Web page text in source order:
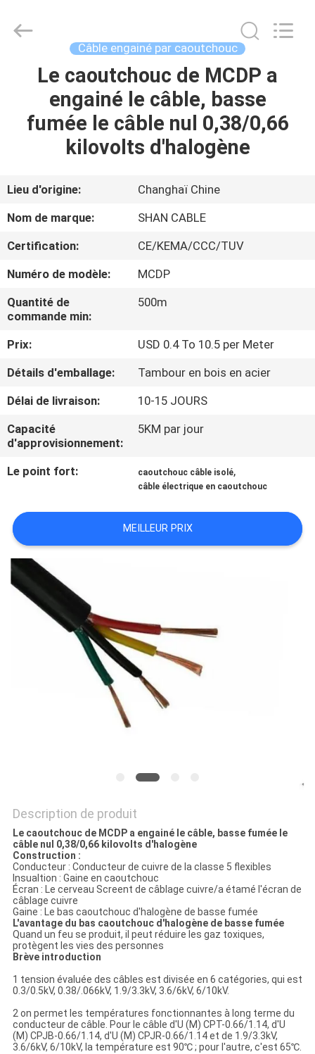
APERÇU
PRODUITS
VR
A
PROPOS
DE
NOUS
VISITE
D'USINE
CONTRÔLE
LA
QUALITÉ
CONTACT
NOUVELLES
NEWS
PLAN
DU
SITE
POLITIQUE
DE
CONFIDENTIALITÉ
Cable
(Group)
Câble engainé par caoutchouc
Le caoutchouc de MCDP a
engainé le câble, basse
fumée le câble nul 0,38/0,66
kilovolts d'halogène
Lieu d'origine:
Changhaï Chine
Nom de marque:
SHAN CABLE
Certification:
CE/KEMA/CCC/TUV
Numéro de modèle:
MCDP
Quantité de
commande min:
500m
Prix:
USD 0.4 To 10.5 per Meter
Détails d'emballage:
Tambour en bois en acier
Délai de livraison:
10-15 JOURS
Capacité
d'approvisionnement:
5KM par jour
Le point fort: caoutchouc câble isolé,
câble électrique en caoutchouc
MEILLEUR PRIX
Description de produit
Le caoutchouc de MCDP a engainé le câble, basse fumée le
câble nul 0,38/0,66 kilovolts d'halogène
Construction :
Conducteur : Conducteur de cuivre de la classe 5 flexibles
Insualtion : Gaine en caoutchouc
Écran : Le cerveau Screent de câblage cuivre/a étamé l'écran de
câblage cuivre
Gaine : Le bas caoutchouc d'halogène de basse fumée
L'avantage du bas caoutchouc d'halogène de basse fumée
Quand un feu se produit, il peut réduire les gaz toxiques,
protègent les vies des personnes
Brève introduction
1 tension évaluée des câbles est divisée en 6 catégories, qui est
0.3/0.5kV, 0.38/.066kV, 1.9/3.3kV, 3.6/6kV, 6/10kV.
2 on permet les températures fonctionnantes à long terme du
conducteur de câble. Pour le câble d'U (M) CPT-0.66/1.14, d'U
(M) CPJB-0.66/1.14, d'U (M) CPJR-0.66/1.14 et de 1.9/3.3kV,
3.6/6kV, 6/10kV, la température est 90℃ ; pour l'autre, c'est 65℃.